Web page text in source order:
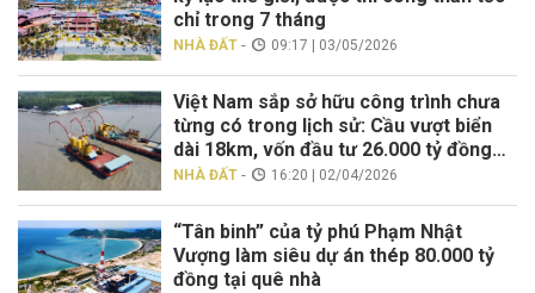
chỉ trong 7 tháng
NHÀ ĐẤT - 09:17 | 03/05/2026
Việt Nam sắp sở hữu công trình chưa
từng có trong lịch sử: Cầu vượt biển
dài 18km, vốn đầu tư 26.000 tỷ đồng
xác lập kỷ lục, lọt Top 3 Đông Nam Á
NHÀ ĐẤT - 16:20 | 02/04/2026
“Tân binh” của tỷ phú Phạm Nhật
Vượng làm siêu dự án thép 80.000 tỷ
đồng tại quê nhà